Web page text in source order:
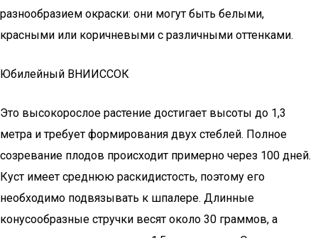
разнообразием окраски: они могут быть белыми,
красными или коричневыми с различными оттенками.
Юбилейный ВНИИССОК
Это высокорослое растение достигает высоты до 1,3
метра и требует формирования двух стеблей. Полное
созревание плодов происходит примерно через 100 дней.
Куст имеет среднюю раскидистость, поэтому его
необходимо подвязывать к шпалере. Длинные
конусообразные стручки весят около 30 граммов, а